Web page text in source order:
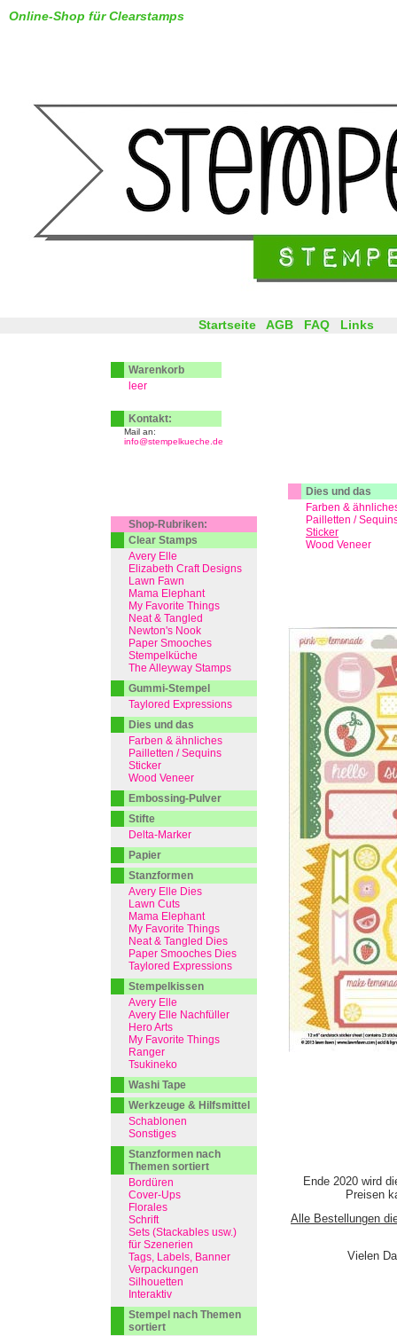
Online-Shop für Clearstamps
Dies und das
Farben &
Pailletten /
Sticker
Wood Veneer
Ende 2020 wird
Preisen
Alle Bestellungen
Vielen
Startseite AGB FAQ Links
Warenkorb
leer
Kontakt:
Mail an:
info@stempelkueche.de
Shop-Rubriken:
Clear Stamps
Avery Elle
Elizabeth Craft Designs
Lawn Fawn
Mama Elephant
My Favorite Things
Neat & Tangled
Newton's Nook
Paper Smooches
Stempelküche
The Alleyway Stamps
Gummi-Stempel
Taylored Expressions
Dies und das
Farben & ähnliches
Pailletten / Sequins
Sticker
Wood Veneer
Embossing-Pulver
Stifte
Delta-Marker
Papier
Stanzformen
Avery Elle Dies
Lawn Cuts
Mama Elephant
My Favorite Things
Neat & Tangled Dies
Paper Smooches Dies
Taylored Expressions
Stempelkissen
Avery Elle
Avery Elle Nachfüller
Hero Arts
My Favorite Things
Ranger
Tsukineko
Washi Tape
Werkzeuge & Hilfsmittel
Schablonen
Sonstiges
Stanzformen nach
Themen sortiert
Bordüren
Cover-Ups
Florales
Schrift
Sets (Stackables usw.)
für Szenerien
Tags, Labels, Banner
Verpackungen
Silhouetten
Interaktiv
Stempel nach Themen
sortiert